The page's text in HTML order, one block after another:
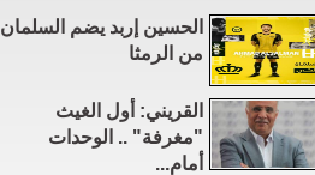
الحسين إربد يضم السلمان
من الرمثا
القريني: أول الغيث
"مغرفة" .. الوحدات
أمام...